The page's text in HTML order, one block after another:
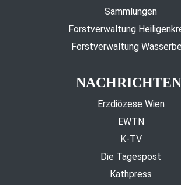
Sammlungen
Forstverwaltung
Forstverwaltung
Erzdiözese Wien
EWTN
K-TV
Die Tagespost
Kathpress